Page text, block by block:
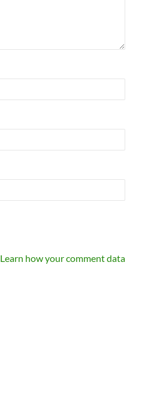
Learn how your comment data